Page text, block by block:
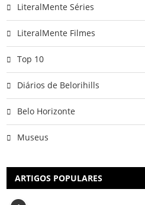
LiteralMente Séries
LiteralMente Filmes
Top 10
Diários de Belorihills
Belo Horizonte
Museus
ARTIGOS POPULARES